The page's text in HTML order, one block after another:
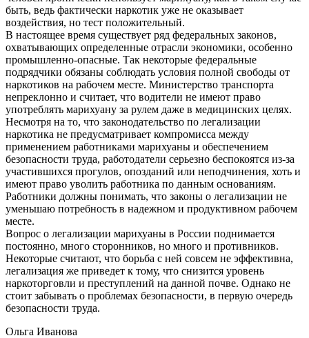
быть, ведь фактически наркотик уже не оказывает
воздействия, но тест положительный.
В настоящее время существует ряд федеральных законов,
охватывающих определенные отрасли экономики, особенно
промышленно-опасные. Так некоторые федеральные
подрядчики обязаны соблюдать условия полной свободы от
наркотиков на рабочем месте. Министерство транспорта
непреклонно и считает, что водители не имеют право
употреблять марихуану за рулем даже в медицинских целях.
Несмотря на то, что законодательство по легализации
наркотика не предусматривает компромисса между
применением работниками марихуаны и обеспечением
безопасности труда, работодатели серьезно беспокоятся из-за
участившихся прогулов, опозданий или неподчинения, хоть и
имеют право уволить работника по данным основаниям.
Работники должны понимать, что законы о легализации не
уменьшаю потребность в надежном и продуктивном рабочем
месте.
Вопрос о легализации марихуаны в России поднимается
постоянно, много сторонников, но много и противников.
Некоторые считают, что борьба с ней совсем не эффективна,
легализация же приведет к тому, что снизится уровень
наркоторговли и преступлений на данной почве. Однако не
стоит забывать о проблемах безопасности, в первую очередь
безопасности труда.
Ольга Иванова